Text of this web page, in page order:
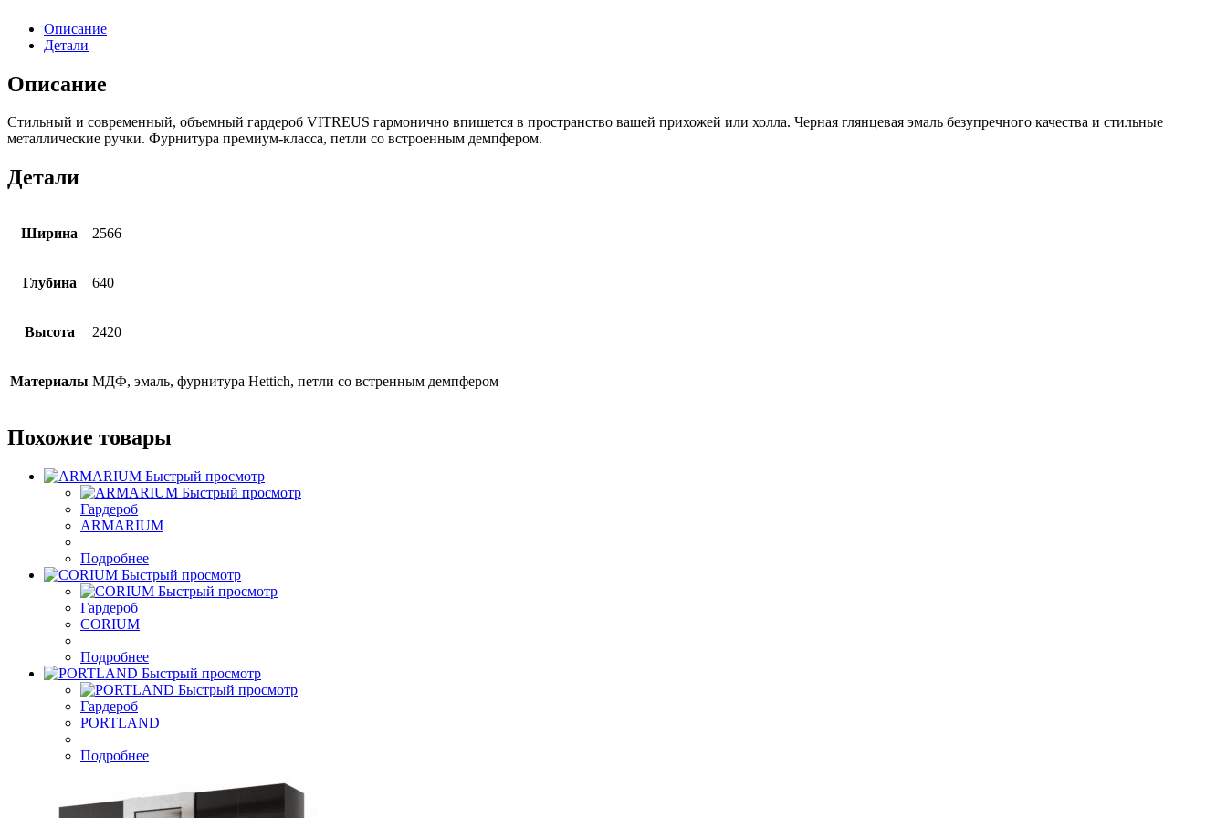
Описание
Детали
Описание
Стильный и современный, объемный гардероб VITREUS гармонично впишется в пространство вашей прихожей или холла. Черная глянцевая эмаль безупречного качества и стильные
металлические ручки. Фурнитура премиум-класса, петли со встроенным демпфером.
Детали
Ширина 2566
Глубина 640
Высота 2420
Материалы МДФ, эмаль, фурнитура Hettich, петли со встренным демпфером
Похожие товары
Быстрый просмотр
Быстрый просмотр
Гардероб
ARMARIUM
Подробнее
Быстрый просмотр
Быстрый просмотр
Гардероб
CORIUM
Подробнее
Быстрый просмотр
Быстрый просмотр
Гардероб
PORTLAND
Подробнее